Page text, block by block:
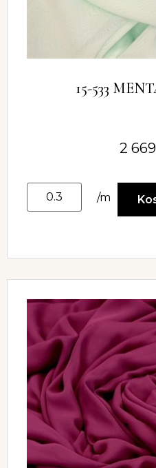
15-533
2 669
/m